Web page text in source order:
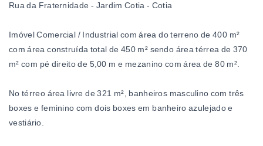
Rua da Fraternidade - Jardim Cotia - Cotia
Imóvel Comercial / Industrial com área do terreno de 400 m²
com área construída total de 450 m² sendo área térrea de 370
m² com pé direito de 5,00 m e mezanino com área de 80 m².
No térreo área livre de 321 m², banheiros masculino com três
boxes e feminino com dois boxes em banheiro azulejado e
vestiário.